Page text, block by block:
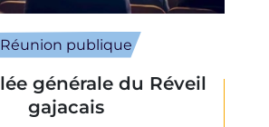
Réunion publique
générale du Réveil
gajacais